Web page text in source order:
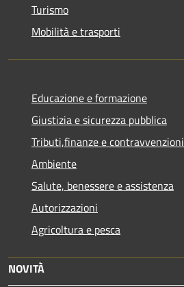
Turismo
Mobilità e trasporti
Educazione e formazione
Giustizia e sicurezza pubblica
Tributi,finanze e contravvenzioni
Ambiente
Salute, benessere e assistenza
Autorizzazioni
Agricoltura e pesca
NOVITÀ